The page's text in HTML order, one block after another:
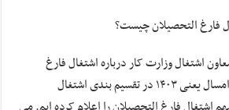
فارغ التحصیلان چیست؟
اشتغال وزارت کار درباره اشتغال فارغ
التحصیلان گفت: تفاوت امسال یعنی ۱۴۰۳ در تقسیم بندی اشتغال